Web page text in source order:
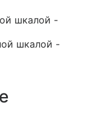
шкалой -
шкалой -